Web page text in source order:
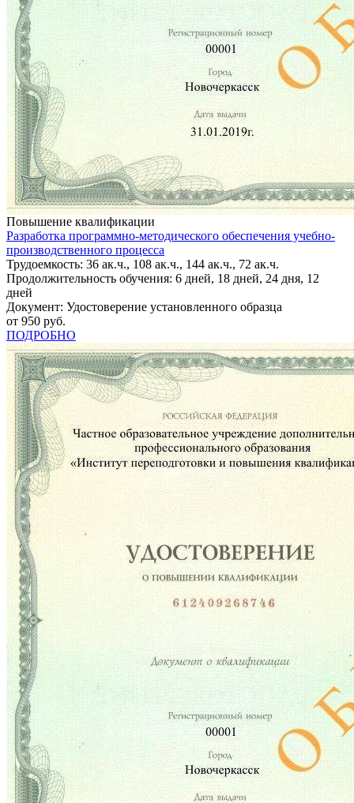
Повышение квалификации
Разработка программно-методического обеспечения учебно-
производственного процесса
Трудоемкость: 36 ак.ч., 108 ак.ч., 144 ак.ч., 72 ак.ч.
Продолжительность обучения: 6 дней, 18 дней, 24 дня, 12
дней
Документ: Удостоверение установленного образца
от 950 руб.
ПОДРОБНО